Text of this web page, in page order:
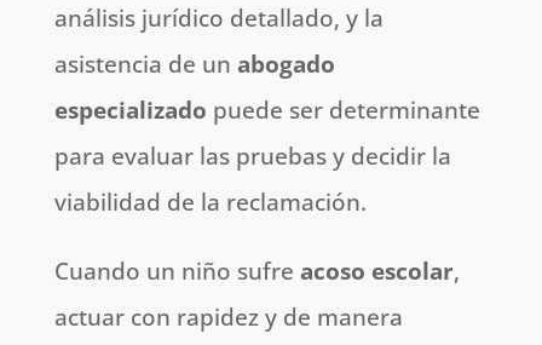
análisis jurídico detallado, y la
asistencia de un abogado
especializado puede ser determinante
para evaluar las pruebas y decidir la
viabilidad de la reclamación.
Cuando un niño sufre acoso escolar,
actuar con rapidez y de manera